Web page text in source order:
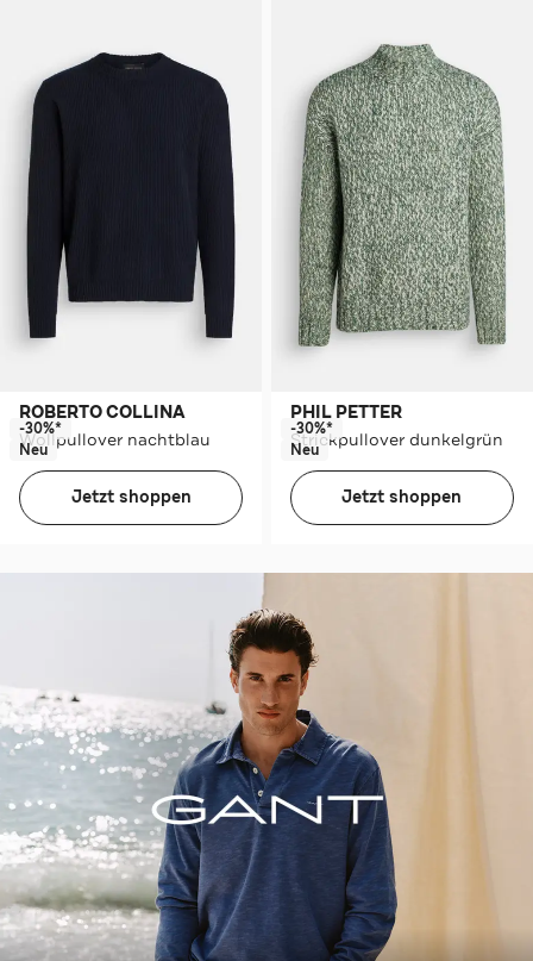
ROBERTO COLLINA
Wollpullover nachtblau
-30%*
Neu
Jetzt shoppen
PHIL PETTER
Strickpullover dunkelgrün
-30%*
Neu
Jetzt shoppen